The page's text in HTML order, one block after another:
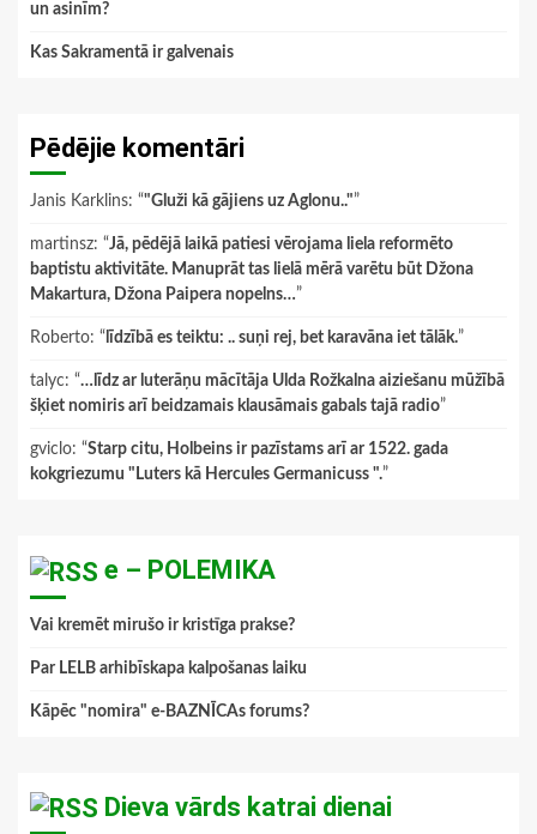
un asinīm?
Kas Sakramentā ir galvenais
Pēdējie komentāri
Janis Karklins: “"Gluži kā gājiens uz Aglonu.."”
martinsz: “Jā, pēdējā laikā patiesi vērojama liela reformēto
baptistu aktivitāte. Manuprāt tas lielā mērā varētu būt Džona
Makartura, Džona Paipera nopelns…”
Roberto: “ līdzībā es teiktu: .. suņi rej, bet karavāna iet tālāk.”
talyc: “…līdz ar luterāņu mācītāja Ulda Rožkalna aiziešanu mūžībā
šķiet nomiris arī beidzamais klausāmais gabals tajā radio”
gviclo: “Starp citu, Holbeins ir pazīstams arī ar 1522. gada
kokgriezumu "Luters kā Hercules Germanicuss ".”
e – POLEMIKA
Vai kremēt mirušo ir kristīga prakse?
Par LELB arhibīskapa kalpošanas laiku
Kāpēc "nomira" e-BAZNĪCAs forums?
Dieva vārds katrai dienai